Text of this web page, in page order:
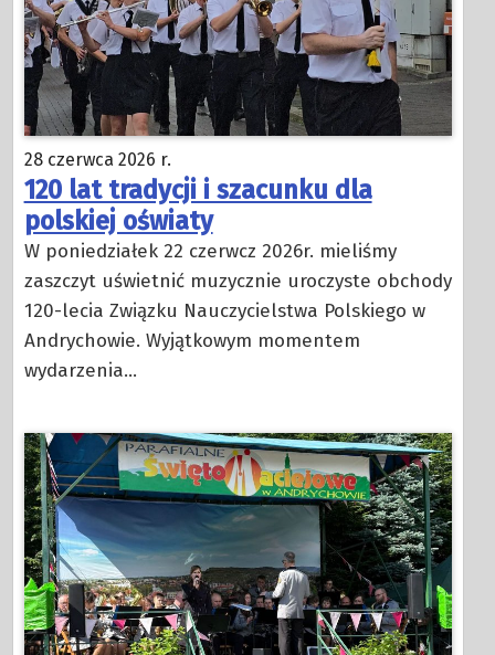
28 czerwca 2026 r.
120 lat tradycji i szacunku dla
polskiej oświaty
W poniedziałek 22 czerwcz 2026r. mieliśmy
zaszczyt uświetnić muzycznie uroczyste obchody
120-lecia Związku Nauczycielstwa Polskiego w
Andrychowie. Wyjątkowym momentem
wydarzenia…